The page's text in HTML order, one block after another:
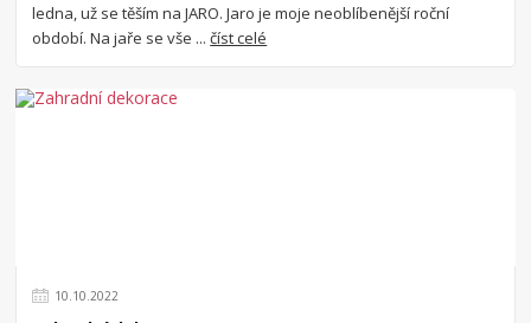
ledna, už se těším na JARO. Jaro je moje neoblíbenější roční
období. Na jaře se vše ...číst celé
10 10 2022